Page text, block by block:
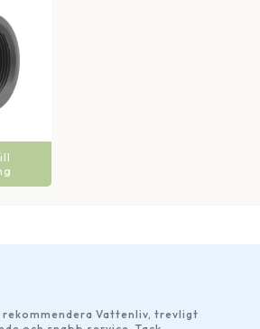
Vattenliv, trevligt